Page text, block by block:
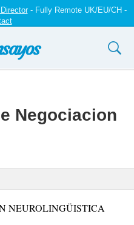
- Fully Remote UK/EU/CH -
Negociacion
NEUROLINGÜISTICA